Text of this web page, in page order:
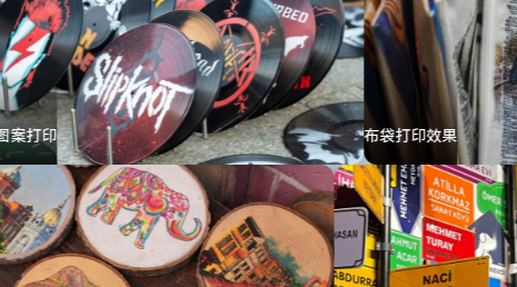
布袋打印效果